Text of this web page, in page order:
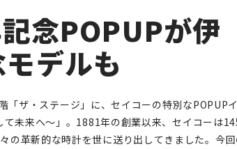
念POPUPが伊
デルも
ザ・ステージ」に、セイコーの特別なPOPUP
未来へ～」。1881年の創業以来、セイコーは
の革新的な時計を世に送り出してきました。今